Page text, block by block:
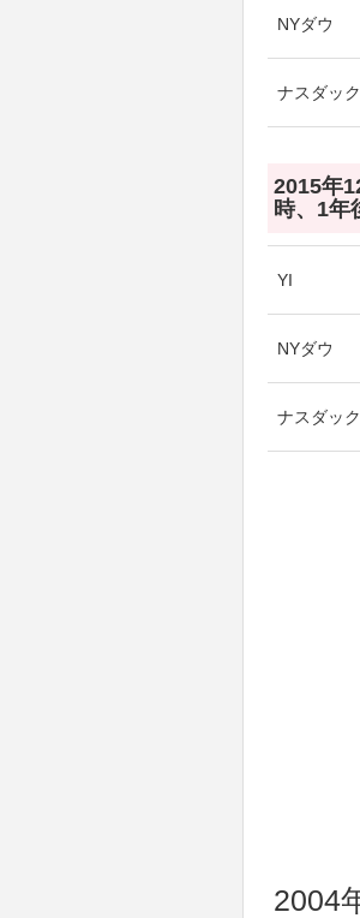
NYダウ
ナスダック
2015年
時、1年
YI
NYダウ
ナスダック
2004